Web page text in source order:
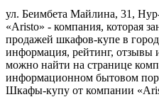
ул. Беимбета Майлина, 31,
«Aristo» - компания, которая
продажей шкафов-купе в
информация, рейтинг, отзывы
можно найти на странице
информационном бытовом
Шкафы-купу от компании